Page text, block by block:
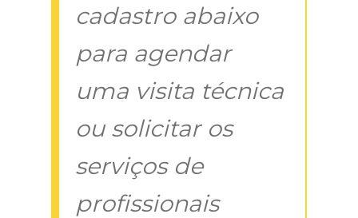
cadastro abaixo
para agendar
uma visita técnica
ou solicitar os
serviços de
profissionais